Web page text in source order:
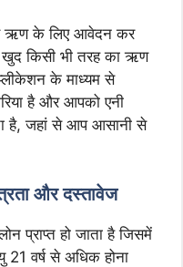
ऋण के लिए आवेदन कर
किसी भी तरह का ऋण
के माध्यम से
है और आपको एनी
है, जहां से आप आसानी से
और दस्तावेज
प्राप्त हो जाता है जिसमें
वर्ष से अधिक होना